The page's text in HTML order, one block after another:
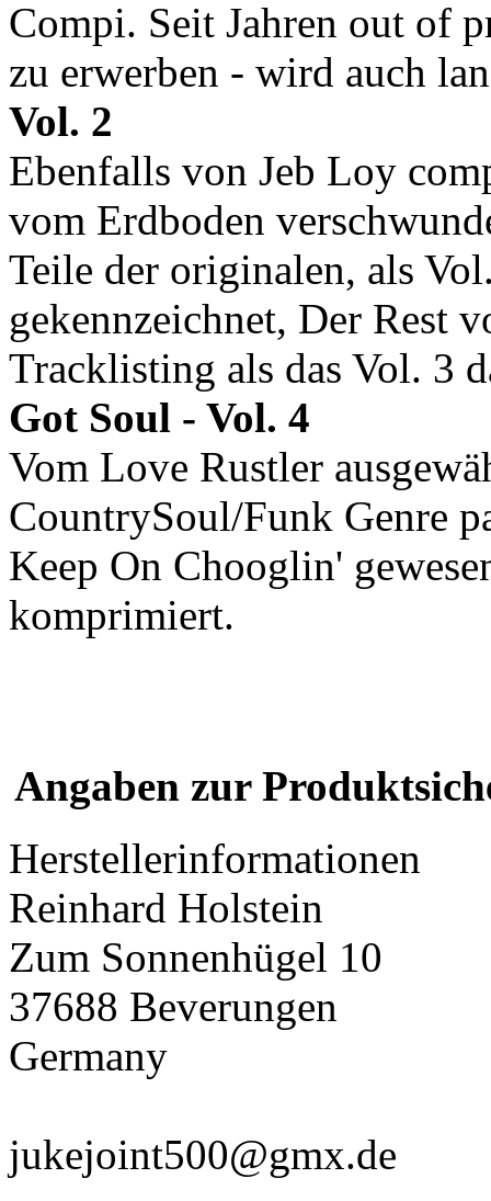
Compi. Seit Jahren out of
zu erwerben - wird auch
Vol. 2
Ebenfalls von Jeb Loy
vom Erdboden
Teile der originalen, als
gekennzeichnet, Der Rest
Tracklisting als das Vol. 3
Got Soul - Vol. 4
Vom Love Rustler
CountrySoul/Funk Genre
Keep On Chooglin'
komprimiert.
Angaben zur
Herstellerinformationen
Reinhard Holstein
Zum Sonnenhügel 10
37688 Beverungen
Germany
jukejoint500@gmx.de